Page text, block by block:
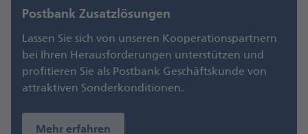
Postbank Zusatzlösungen
Lassen Sie sich von unseren Ko­operations­partnern
bei Ihren Heraus­forderungen unter­stützen und
profi­tieren Sie als Postbank Geschäfts­kunde von
attrak­tiven Sonder­kondi­tionen.
Mehr erfahren